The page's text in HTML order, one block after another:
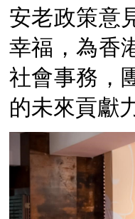
安老政策意
幸福，為香
社會事務，
的未來貢獻